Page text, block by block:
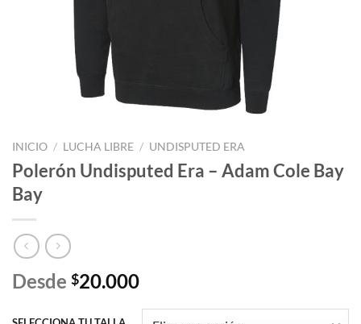
INICIO / LUCHA LIBRE / UNDISPUTED ERA
Polerón Undisputed Era – Adam Cole Bay
Bay
Desde $20.000